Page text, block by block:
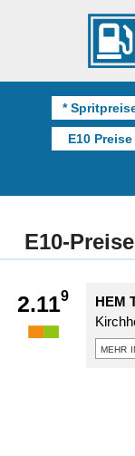
*
E10 Preise
E10-
2.119
HEM
mehr